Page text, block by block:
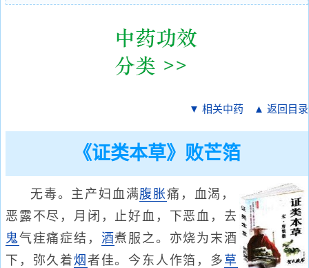
▼ 相关中药 ▲ 返回目录
《证类本草》败芒箔
无毒。主产妇血满腹胀痛，血渴，
恶露不尽，月闭，止好血，下恶血，去
鬼气疰痛症结， 酒煮服之。亦烧为末酒
下，弥久着烟 者佳。今东人作箔，多 草